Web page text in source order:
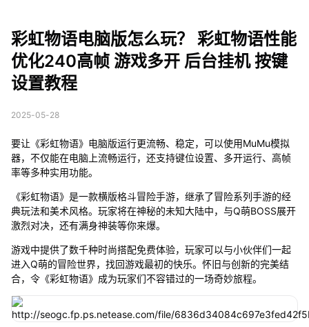
台挂机 按键设置教程
彩虹物语电脑版怎么玩？ 彩虹物语性能
优化240高帧 游戏多开 后台挂机 按键
设置教程
2025-05-28
要让《彩虹物语》电脑版运行更流畅、稳定，可以使用MuMu模拟
器，不仅能在电脑上流畅运行，还支持键位设置、多开运行、高帧
率等多种实用功能。
《彩虹物语》是一款横版格斗冒险手游，继承了冒险系列手游的经
典玩法和美术风格。玩家将在神秘的未知大陆中，与Q萌BOSS展开
激烈对决，还有满身神装等你来爆。
游戏中提供了数千种时尚搭配免费体验，玩家可以与小伙伴们一起
进入Q萌的冒险世界，找回游戏最初的快乐。怀旧与创新的完美结
合，令《彩虹物语》成为玩家们不容错过的一场奇妙旅程。